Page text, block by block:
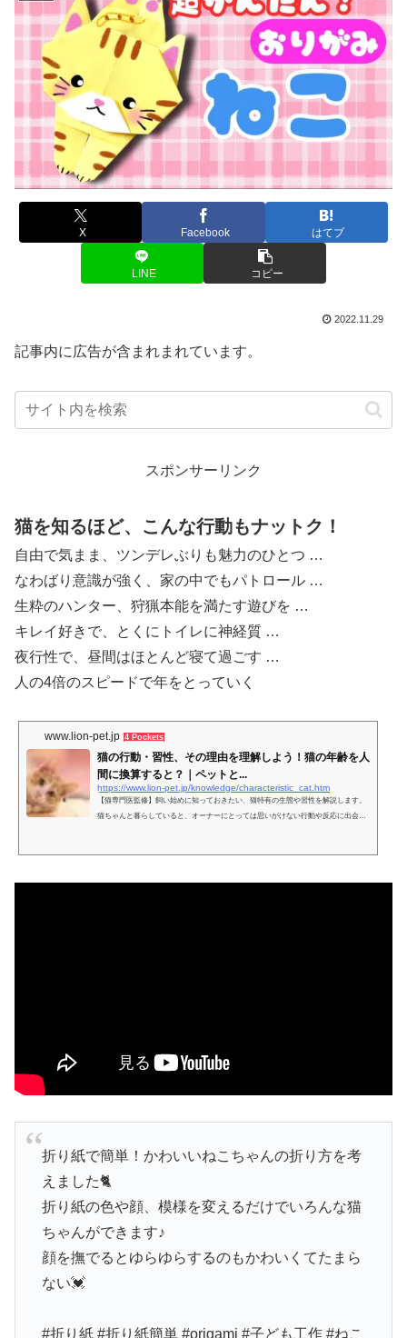
X Facebook はてブ
LINE コピー
2022.11.29
記事内に広告が含まれまれています。
スポンサーリンク
猫を知るほど、こんな行動もナットク！
自由で気まま、ツンデレぶりも魅力のひとつ …
なわばり意識が強く、家の中でもパトロール …
生粋のハンター、狩猟本能を満たす遊びを …
キレイ好きで、とくにトイレに神経質 …
夜行性で、昼間はほとんど寝て過ごす …
人の4倍のスピードで年をとっていく
www.lion-pet.jp 4 Pockets
猫の行動・習性、その理由を理解しよう！猫の年齢を人
間に換算すると？｜ペットと...
https://www.lion-pet.jp/knowledge/characteristic_cat.htm
【猫専門医監修】飼い始めに知っておきたい、猫特有の生態や習性を解説します。
猫ちゃんと暮らしていると、オーナーにとっては思いがけない行動や反応に出会う
折り紙で簡単！かわいいねこちゃんの折り方を考
えました🐈
折り紙の色や顔、模様を変えるだけでいろんな猫
ちゃんができます♪
顔を撫でるとゆらゆらするのもかわいくてたまら
ない💓
#折り紙 #折り紙簡単 #origami #子ども工作 #ねこ